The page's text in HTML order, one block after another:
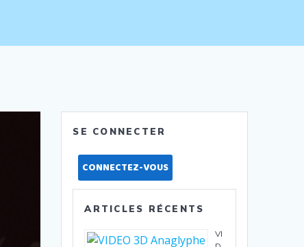
SE CONNECTER
CONNECTEZ-VOUS
ARTICLES RÉCENTS
VI